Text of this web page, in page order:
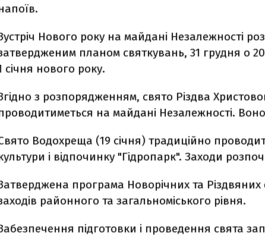
Нового року на майдані Незалежності
планом святкувань, 31 грудня о
січня нового року.
з розпорядженням, свято Різдва
на майдані Незалежності.
Водохреща (19 січня) традиційно
і відпочинку "Гідропарк". Заходи
програма Новорічних та
районного та загальноміського рівня.
підготовки і проведення свята